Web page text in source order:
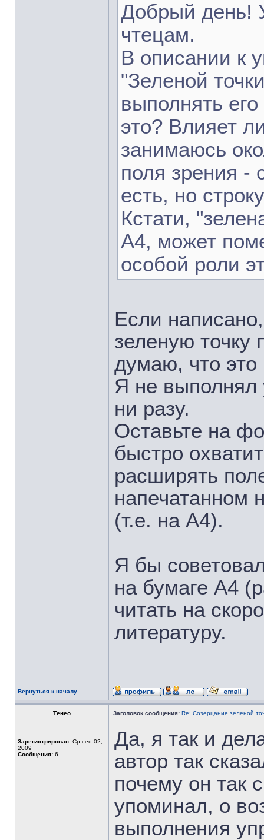
Добрый день!
чтецам.
В описании к
"Зеленой
выполнять
это? Влияет
занимаюсь
поля зрения -
есть, но
Кстати,
А4, может
особой роли
Если
зеленую точку
думаю, что это
Я не выполнял
ни разу.
Оставьте на
быстро
расширять
напечатанном
(т.е. на А4).
Я бы
на бумаге А4
читать на
литературу.
Вернуться к началу
Тенео Заголовок сообщения: Re: Созерцание зеленой
Зарегистрирован: Ср сен 02,
2009
Сообщения: 6
Да, я так и
автор так
почему он так
упоминал, о
выполнения